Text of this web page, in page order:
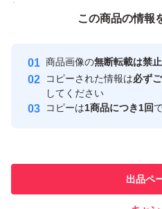
付与しています
安心取引出品者
取引実績
この商品の情報
商品画像の無断転載は禁止
コピーされた情報は必ず
してください
コピーは1商品につき1回
出品ペ
この商品をみている人にオス